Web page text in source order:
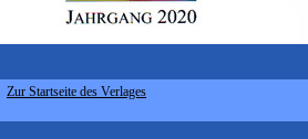
Zur Startseite des Verlages